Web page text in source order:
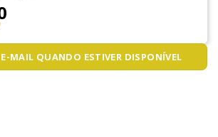
MAIL QUANDO ESTIVER DISPONÍVEL